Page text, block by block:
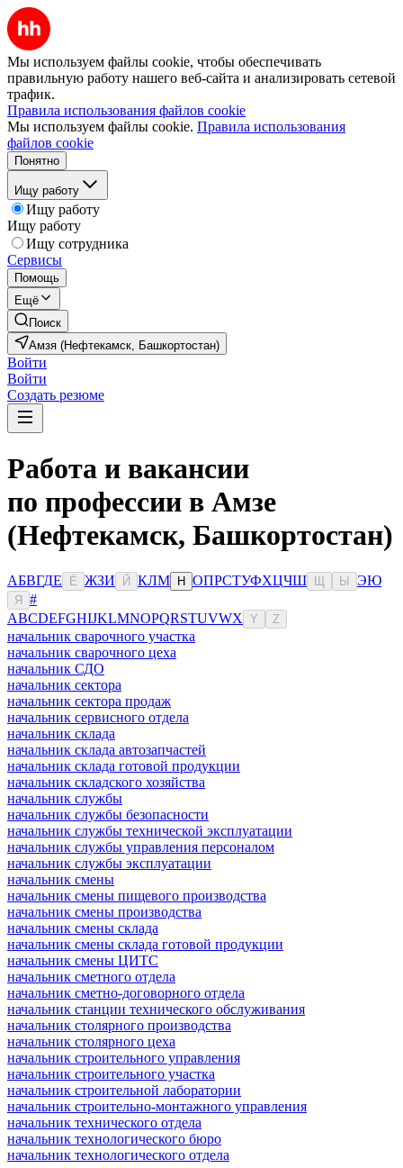
Мы используем файлы cookie, чтобы обеспечивать
правильную работу нашего веб-сайта и анализировать сетевой
трафик.
Правила использования файлов cookie
Мы используем файлы cookie. Правила использования
файлов cookie
Понятно
Ищу работу
Ищу работу
Ищу работу
Ищу сотрудника
Сервисы
Помощь
Ещё
Поиск
Амзя (Нефтекамск, Башкортостан)
Войти
Войти
Создать резюме
Работа и вакансии
по профессии в Амзе
(Нефтекамск, Башкортостан)
АБВГДЕ Ё ЖЗИ Й КЛМ Н ОПРСТУФХЦЧШ Ы ЭЮ
Я
#
ABCDEFGHIJKLMNOPQRSTUVWX Y Z
начальник сварочного участка
начальник сварочного цеха
начальник СДО
начальник сектора
начальник сектора продаж
начальник сервисного отдела
начальник склада
начальник склада автозапчастей
начальник склада готовой продукции
начальник складского хозяйства
начальник службы
начальник службы безопасности
начальник службы технической эксплуатации
начальник службы управления персоналом
начальник службы эксплуатации
начальник смены
начальник смены пищевого производства
начальник смены производства
начальник смены склада
начальник смены склада готовой продукции
начальник смены ЦИТС
начальник сметного отдела
начальник сметно-договорного отдела
начальник станции технического обслуживания
начальник столярного производства
начальник столярного цеха
начальник строительного управления
начальник строительного участка
начальник строительной лаборатории
начальник строительно-монтажного управления
начальник технического отдела
начальник технологического бюро
начальник технологического отдела